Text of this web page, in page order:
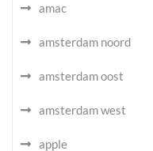
amac
amsterdam noord
amsterdam oost
amsterdam west
apple